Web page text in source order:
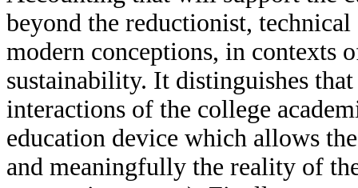
beyond the reductionist,
modern conceptions, in contexts
sustainability. It distinguishes
interactions of the college
education device which allows
and meaningfully the reality of